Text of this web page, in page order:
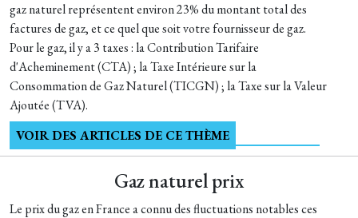
gaz naturel représentent environ 23% du montant total des
factures de gaz, et ce quel que soit votre fournisseur de gaz.
Pour le gaz, il y a 3 taxes : la Contribution Tarifaire
d'Acheminement (CTA) ; la Taxe Intérieure sur la
Consommation de Gaz Naturel (TICGN) ; la Taxe sur la Valeur
Ajoutée (TVA).
VOIR DES ARTICLES DE CE THÈME
Gaz naturel prix
Le prix du gaz en France a connu des fluctuations notables ces